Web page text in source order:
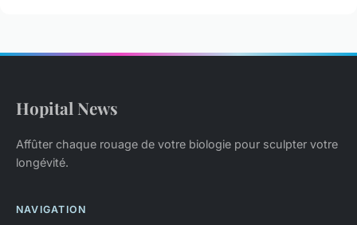
Hopital News
Affûter chaque rouage de votre biologie pour sculpter votre
longévité.
NAVIGATION